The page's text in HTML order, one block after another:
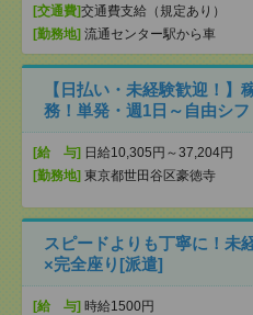
[交通費]交通費支給（規定あり）
[勤務地] 流通センター駅から車
【日払い・未経験歓迎！】
務！単発・週1日～自由シ
[給 与] 日給10,305円～37,204円
[勤務地] 東京都世田谷区豪徳寺
スピードよりも丁寧に！未
×完全座り[派遣]
[給 与] 時給1500円